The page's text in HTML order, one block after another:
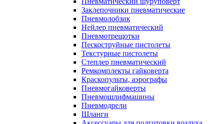
Заклепочники пневматические
Пневмолобзик
Нейлер пневматический
Пневмотрещотки
Пескоструйные пистолеты
Текстурные пистолеты
Степлер пневматический
Ремкомплекты гайковерта
Краскопульты, аэрографы
Пневмогайковерты
Пневмошлифмашины
Пневмодрели
Шланги